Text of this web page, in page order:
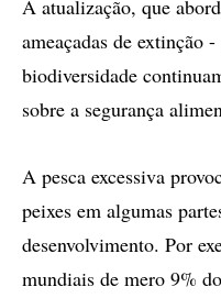
A atualização, que
ameaçadas de extinção
biodiversidade
sobre a segurança
A pesca excessiva
peixes em algumas
desenvolvimento. Por
mundiais de mero 9%